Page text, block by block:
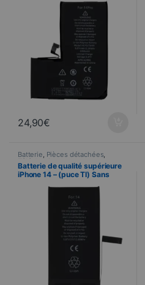
24,90€
Batterie, Pièces détachées,
Téléphonie
Batterie de qualité supérieure
iPhone 14 – (puce TI) Sans